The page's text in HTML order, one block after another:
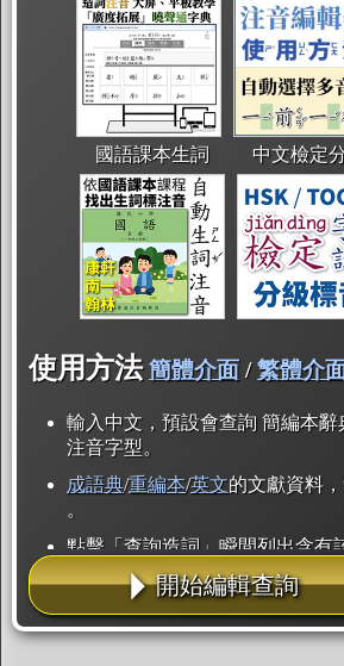
國語課本生詞 中文檢定
使用方法 簡體介面/繁體介
輸入中文，預設會查詢 簡編本
注音字型。
成語典/重編本/英文的文獻資料
。
點擊「查詢造詞」瞬間列出含有
點「部首」瞬間列出所有「同部
辭典解釋的全文都經過自動斷詞
用手動重複輸入。
開始編輯查詢